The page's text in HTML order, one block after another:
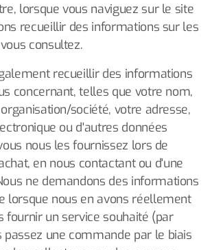
lorsque vous naviguez sur le site
recueillir des informations sur les
consultez.
recueillir des informations
concernant, telles que votre nom,
société, votre adresse,
ou d'autres données
nous les fournissez lors de
en nous contactant ou d'une
ne demandons des informations
lorsque nous en avons réellement
fournir un service souhaité (par
passez une commande par le biais